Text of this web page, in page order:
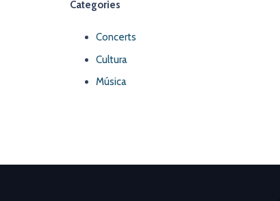
Categories
Concerts
Cultura
Música